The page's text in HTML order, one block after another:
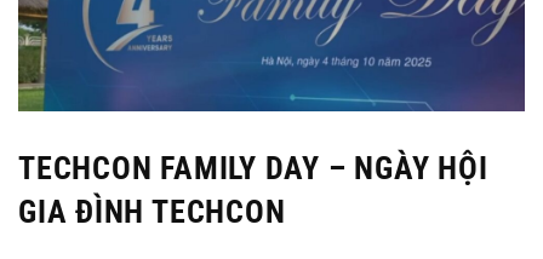
TECHCON FAMILY DAY – NGÀY HỘI
GIA ĐÌNH TECHCON